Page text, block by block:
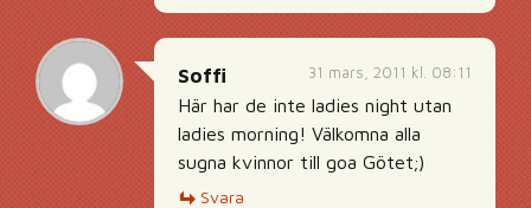
31 mars, 2011 kl. 08:11
Soffi
Här har de inte ladies night utan
ladies morning! Välkomna alla
sugna kvinnor till goa Götet;)
Svara